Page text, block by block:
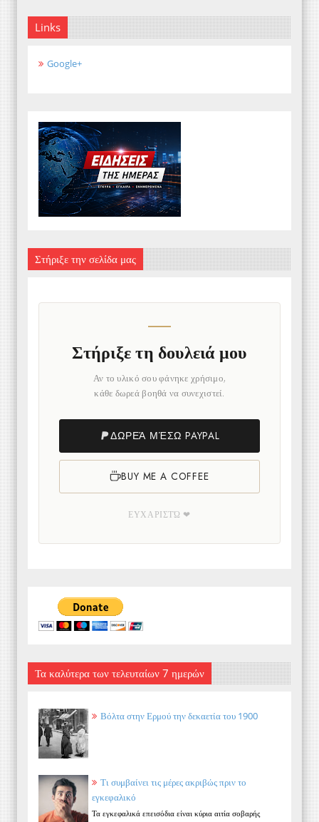
Links
Google+
Στήριξε την σελίδα μας
Στήριξε τη δουλειά μου
Αν το υλικό σου φάνηκε χρήσιμο,
κάθε δωρεά βοηθά να συνεχιστεί.
ΔΩΡΕΆ ΜΈΣΩ PAYPAL
BUY ME A COFFEE
ΕΥΧΑΡΙΣΤΏ ❤
Τα καλύτερα των τελευταίων 7 ημερών
Βόλτα στην Ερμού την δεκαετία του 1900
Τι συμβαίνει τις μέρες ακριβώς πριν το
εγκεφαλικό
Τα εγκεφαλικά επεισόδια είναι κύρια αιτία σοβαρής